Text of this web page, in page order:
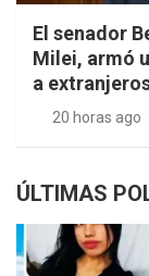
El senador
Milei, armó
a
20 horas ago
ÚLTIMAS